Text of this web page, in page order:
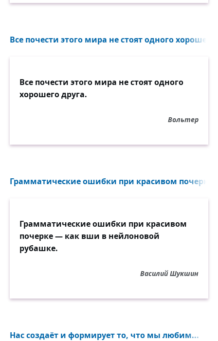
Все почести этого мира не стоят одного хорошего
Все почести этого мира не стоят одного
хорошего друга.
Вольтер
Грамматические ошибки при красивом
Грамматические ошибки при красивом
почерке — как вши в нейлоновой
рубашке.
Василий Шукшин
Нас создаёт и формирует то, что мы любим...